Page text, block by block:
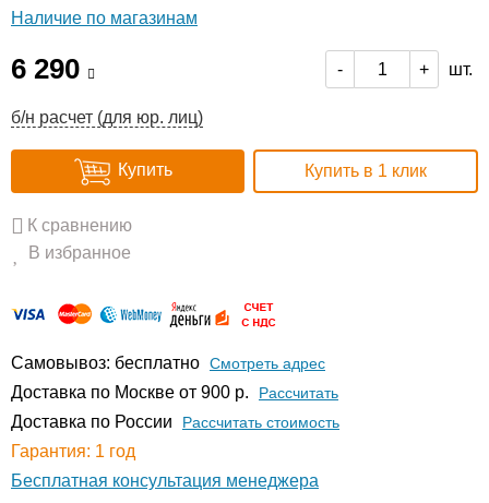
Наличие по магазинам
6 290 - + шт.
б/н расчет (для юр. лиц)
Купить Купить в 1 клик
К сравнению
В избранное
Самовывоз: бесплатно Смотреть адрес
Доставка по Москве от 900 р. Расcчитать
Доставка по России Рассчитать стоимость
Гарантия: 1 год
Бесплатная консультация менеджера